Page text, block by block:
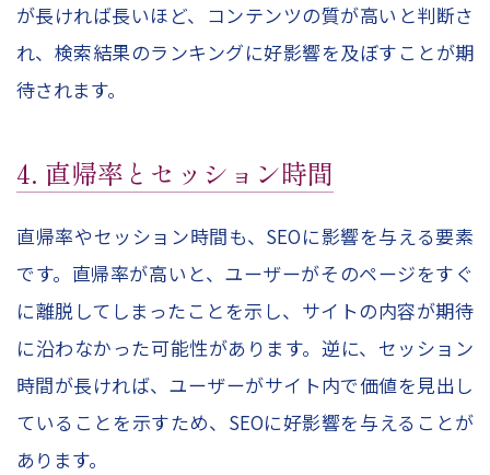
が長ければ長いほど、コンテンツの質が高いと判断さ
れ、検索結果のランキングに好影響を及ぼすことが期
待されます。
4. 直帰率とセッション時間
直帰率やセッション時間も、SEOに影響を与える要素
です。直帰率が高いと、ユーザーがそのページをすぐ
に離脱してしまったことを示し、サイトの内容が期待
に沿わなかった可能性があります。逆に、セッション
時間が長ければ、ユーザーがサイト内で価値を見出し
ていることを示すため、SEOに好影響を与えることが
あります。